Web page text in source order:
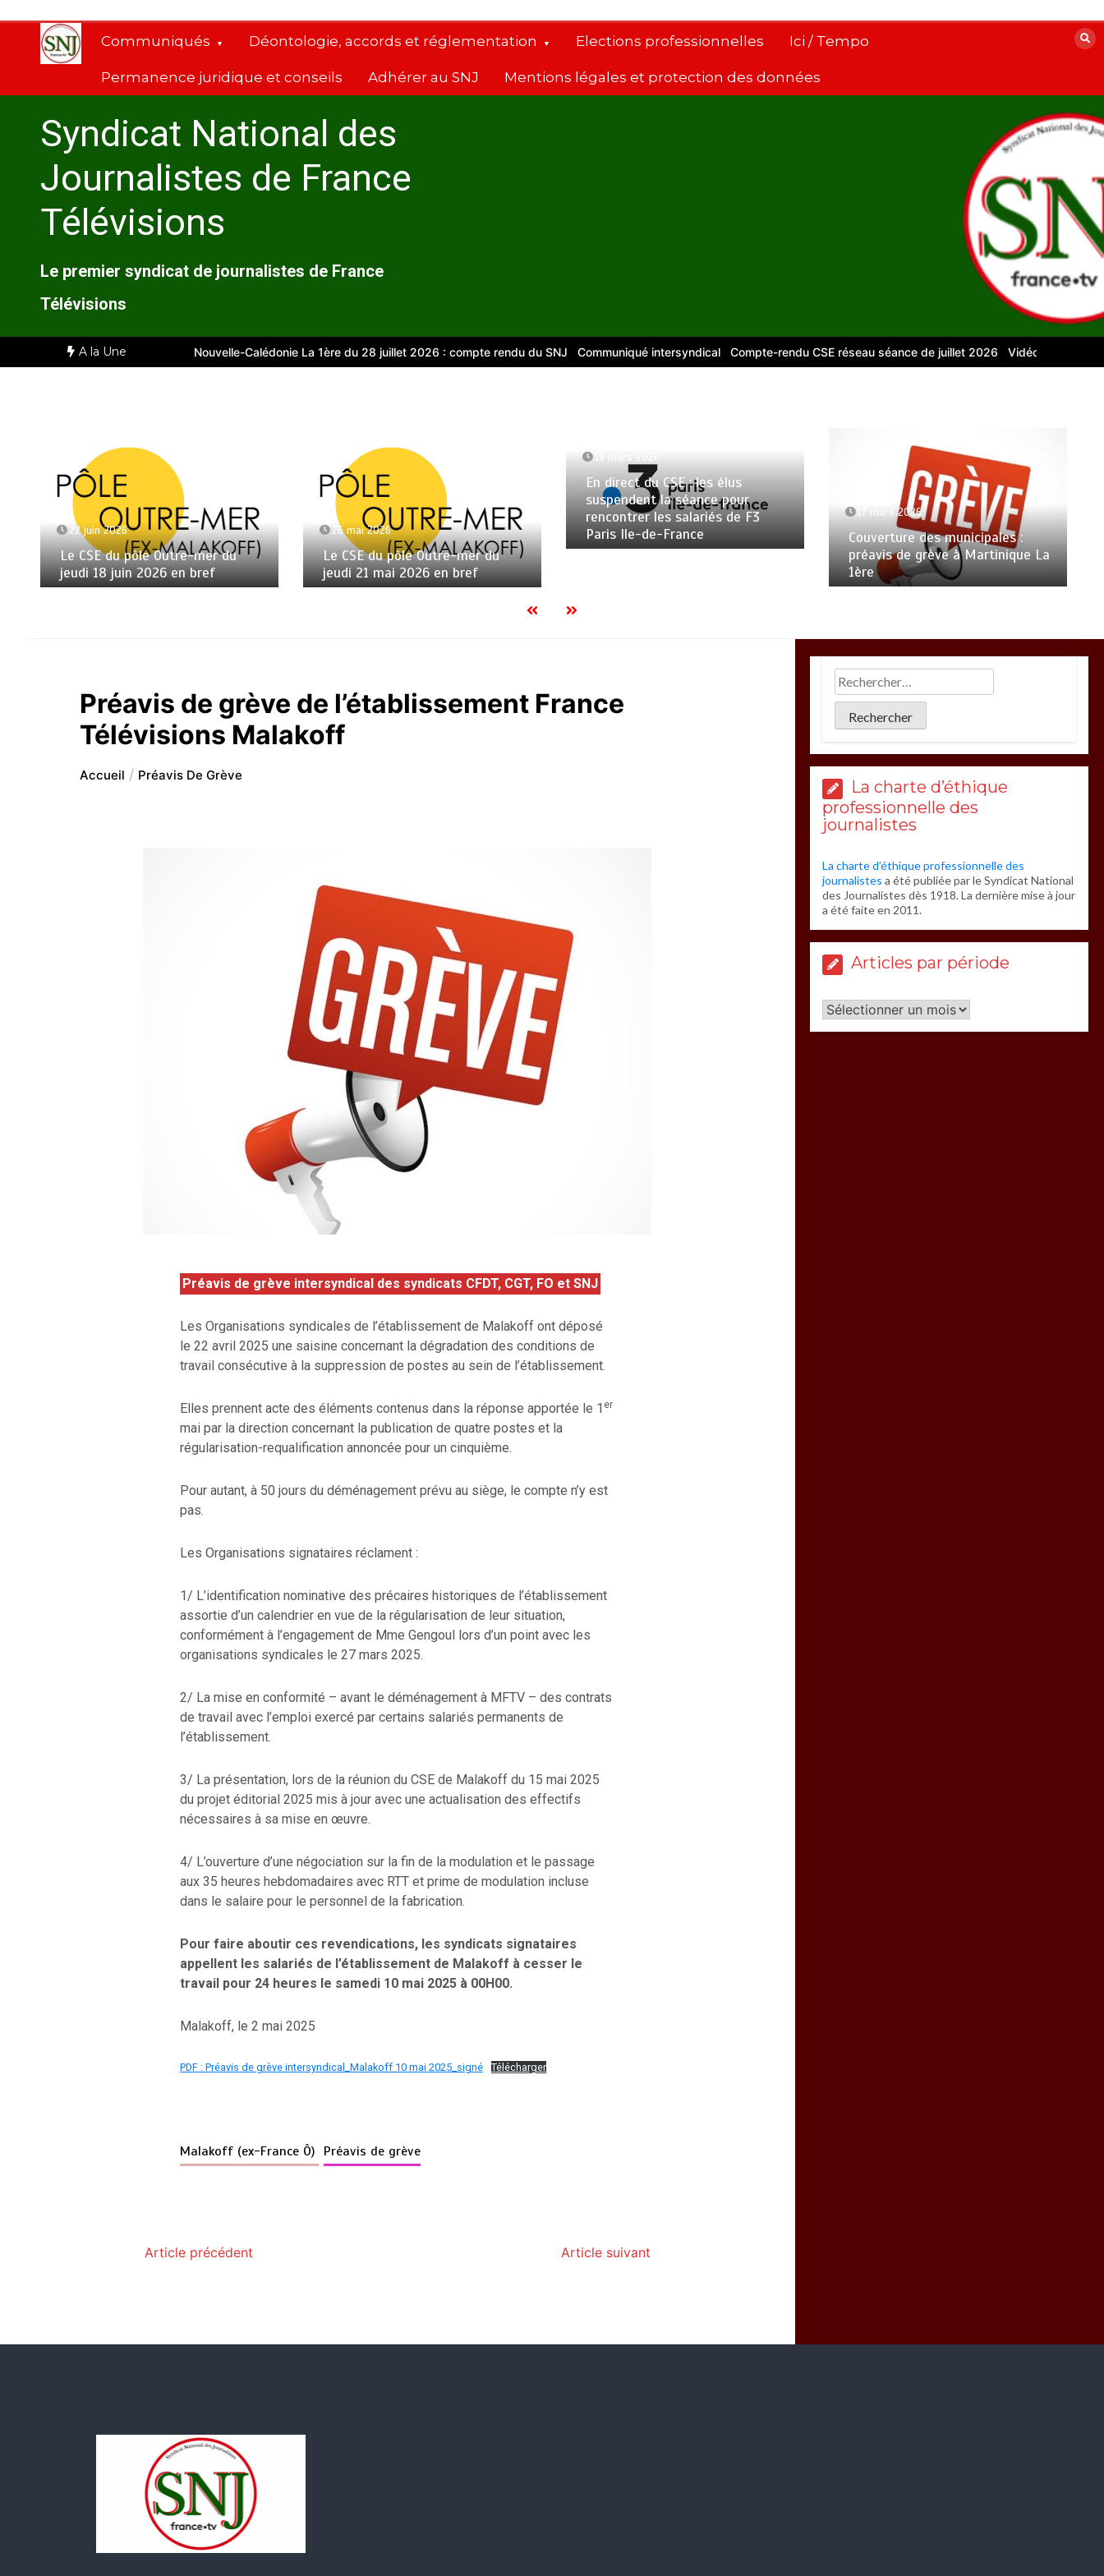
contenu
Communiqués Déontologie, accords et réglementation Elections professionnelles Ici / Tempo
Permanence juridique et conseils Adhérer au SNJ Mentions légales et protection des données
Syndicat National des
Journalistes de France
Télévisions
Le premier syndicat de journalistes de France
Télévisions
A la Une
Comité d’entreprise de Nouvelle-Calédonie La 1ère du 28 juillet 2026 : compte rendu du SNJ Communiqué intersyndical Compte-rendu CSE réseau séance de juillet 2026 Vidéos pour le
22 juin 2026
Le CSE du pôle Outre-mer du
jeudi 18 juin 2026 en bref
26 mai 2026
Le CSE du pôle Outre-mer du
jeudi 21 mai 2026 en bref
19 mars 2026
En direct du CSE : les élus
suspendent la séance pour
rencontrer les salariés de F3
Paris Ile-de-France
17 mars 2026
Couverture des municipales :
préavis de grève à Martinique La
1ère
Préavis de grève de l’établissement France
Télévisions Malakoff
Accueil Préavis De Grève
Préavis de grève intersyndical des syndicats CFDT, CGT, FO et SNJ
Les Organisations syndicales de l’établissement de Malakoff ont déposé
le 22 avril 2025 une saisine concernant la dégradation des conditions de
travail consécutive à la suppression de postes au sein de l’établissement.
Elles prennent acte des éléments contenus dans la réponse apportée le 1 er
mai par la direction concernant la publication de quatre postes et la
régularisation-requalification annoncée pour un cinquième.
Pour autant, à 50 jours du déménagement prévu au siège, le compte n’y est
pas.
Les Organisations signataires réclament :
1/ L’identification nominative des précaires historiques de l’établissement
assortie d’un calendrier en vue de la régularisation de leur situation,
conformément à l’engagement de Mme Gengoul lors d’un point avec les
organisations syndicales le 27 mars 2025.
2/ La mise en conformité – avant le déménagement à MFTV – des contrats
de travail avec l’emploi exercé par certains salariés permanents de
l’établissement.
3/ La présentation, lors de la réunion du CSE de Malakoff du 15 mai 2025
du projet éditorial 2025 mis à jour avec une actualisation des effectifs
nécessaires à sa mise en œuvre.
4/ L’ouverture d’une négociation sur la fin de la modulation et le passage
aux 35 heures hebdomadaires avec RTT et prime de modulation incluse
dans le salaire pour le personnel de la fabrication.
Pour faire aboutir ces revendications, les syndicats signataires
appellent les salariés de l’établissement de Malakoff à cesser le
travail pour 24 heures le samedi 10 mai 2025 à 00H00.
Malakoff, le 2 mai 2025
PDF : Préavis de grève intersyndical_Malakoff 10 mai 2025_signé Télécharger
Malakoff (ex-France Ô) Préavis de grève
Article précédent Article suivant
La charte d’éthique
professionnelle des
journalistes
La charte d’éthique professionnelle des
journalistes a été publiée par le Syndicat National
des Journalistes dès 1918. La dernière mise à jour
a été faite en 2011.
Articles par période
Articles
par